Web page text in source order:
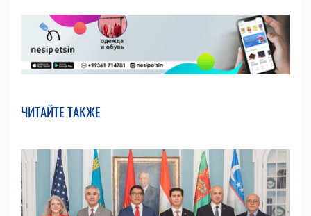
ЧИТАЙТЕ ТАКЖЕ